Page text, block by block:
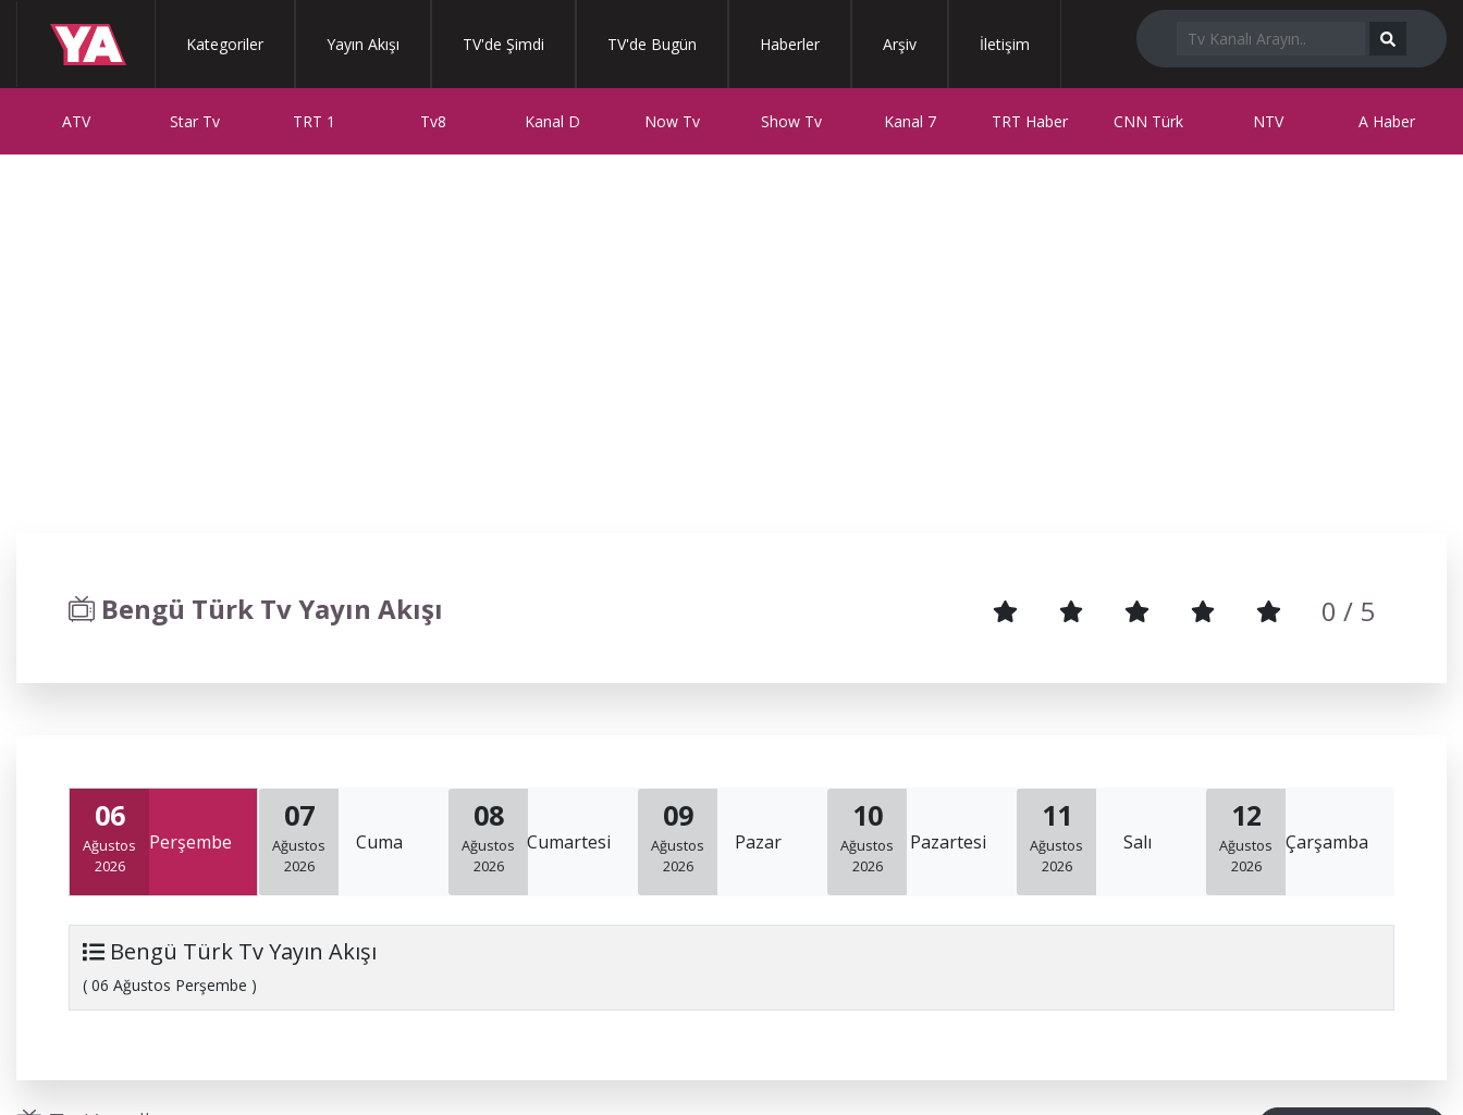
Kategoriler Yayın Akışı TV'de Şimdi TV'de Bugün Haberler Arşiv İletişim
ATV Star Tv TRT 1 Tv8 Kanal D Now Tv Show Tv Kanal 7 TRT Haber CNN Türk NTV A Haber
Bengü Türk Tv Yayın Akışı 0 / 5
06
Ağustos
2026
Perşembe
07
Ağustos
2026
Cuma
08
Ağustos
2026
Cumartesi
09
Ağustos
2026
Pazar
10
Ağustos
2026
Pazartesi
11
Ağustos
2026
Salı
12
Ağustos
2026
Çarşamba
Bengü Türk Tv Yayın Akışı
( 06 Ağustos Perşembe )